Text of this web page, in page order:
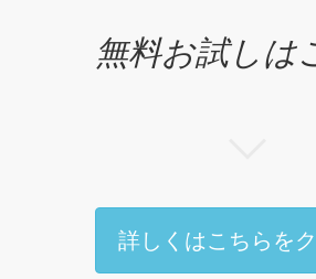
無料お試しは
詳しくはこちらを